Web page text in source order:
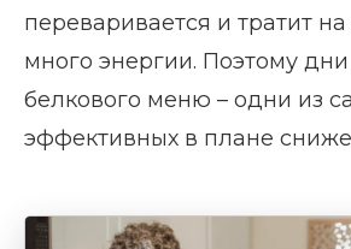
переваривается и тратит
много энергии. Поэтому
белкового меню – одни из
эффективных в плане